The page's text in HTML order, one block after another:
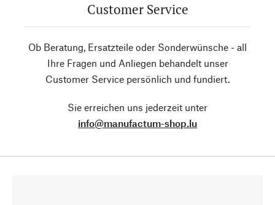
Customer Service
Ob Beratung, Ersatzteile oder Sonderwünsche - all
Ihre Fragen und Anliegen behandelt unser
Customer Service persönlich und fundiert.
Sie erreichen uns jederzeit unter
info@manufactum-shop.lu